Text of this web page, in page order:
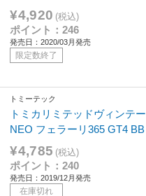
¥4,920 (税込)
ポイント：246
発売日：2020/03月発売
限定数終了
トミーテック
トミカリミテッドヴィンテ
NEO フェラーリ365 GT4 BB
¥4,785 (税込)
ポイント：240
発売日：2019/12月発売
在庫切れ